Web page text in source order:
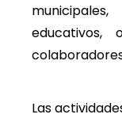
educativos,
Las